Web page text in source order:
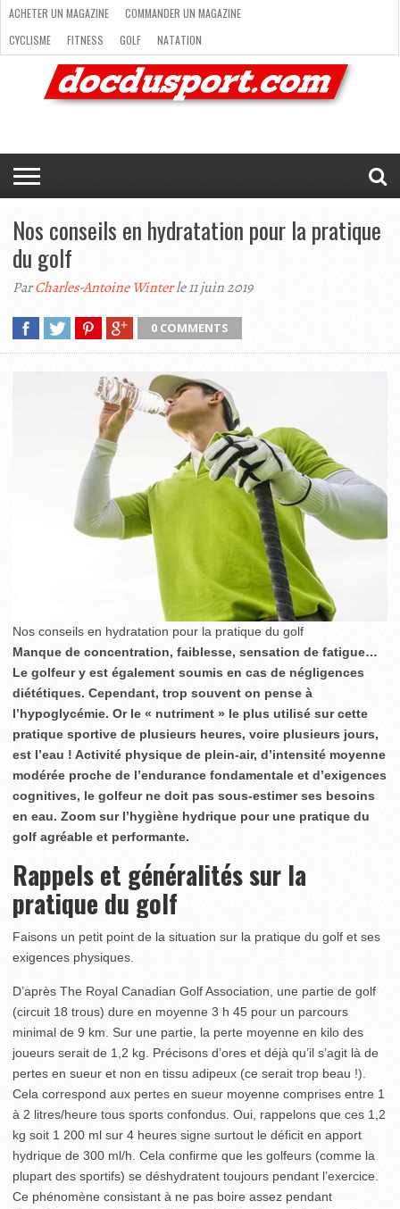
ACHETER
MAGAZINE
COMMANDER
UN
MAGAZINE
CYCLISME
FITNESS
GOLF
NATATION
RANDONNÉE
RUNNING
SKI
TRAIL
RUNNING
TRIATHLON
VOILE
NEWSLETTER
MAG’
EN
LIGNE
NOUS
CONTACTER
ACHETER UN MAGAZINE
COMMANDER UN MAGAZINE
CYCLISME
FITNESS GOLF
NATATION
RANDONNÉE
RUNNING SKI
TRAIL RUNNING
TRIATHLON
VOILE NEWSLETTER
MAG’ EN LIGNE
Nos conseils en hydratation pour la pratique
du golf
ParCharles-Antoine Winterle 11 juin 2019
0 COMMENTS
Nos conseils en hydratation pour la pratique du golf
Manque de concentration, faiblesse, sensation de fatigue…
Le golfeur y est également soumis en cas de négligences
diététiques. Cependant, trop souvent on pense à
l’hypoglycémie. Or le « nutriment » le plus utilisé sur cette
pratique sportive de plusieurs heures, voire plusieurs jours,
est l’eau ! Activité physique de plein-air, d’intensité moyenne
modérée proche de l’endurance fondamentale et d’exigences
cognitives, le golfeur ne doit pas sous-estimer ses besoins
en eau. Zoom sur l’hygiène hydrique pour une pratique du
golf agréable et performante.
Rappels et généralités sur la
pratique du golf
Faisons un petit point de la situation sur la pratique du golf et ses
exigences physiques.
D’après The Royal Canadian Golf Association, une partie de golf
(circuit 18 trous) dure en moyenne 3 h 45 pour un parcours
minimal de 9 km. Sur une partie, la perte moyenne en kilo des
joueurs serait de 1,2 kg. Précisons d’ores et déjà qu’il s’agit là de
pertes en sueur et non en tissu adipeux (ce serait trop beau !).
Cela correspond aux pertes en sueur moyenne comprises entre 1
à 2 litres/heure tous sports confondus. Oui, rappelons que ces 1,2
kg soit 1 200 ml sur 4 heures signe surtout le déficit en apport
hydrique de 300 ml/h. Cela confirme que les golfeurs (comme la
plupart des sportifs) se déshydratent toujours pendant l’exercice.
Ce phénomène consistant à ne pas boire assez pendant